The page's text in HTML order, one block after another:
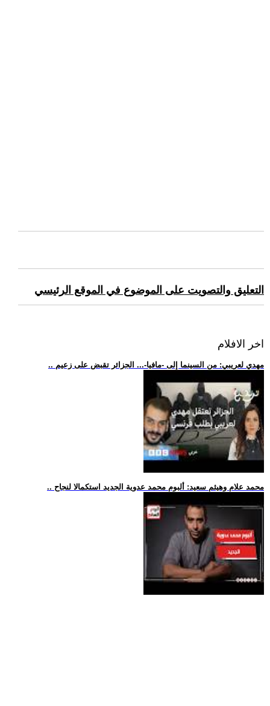
التعليق والتصويت على الموضوع في الموقع الرئيسي
اخر الافلام
.. مهدي لعريبي: من السينما إلى -مافيا-... الجزائر تقبض على زعيم
.. محمد علام وهيثم سعيد: ألبوم محمد عدوية الجديد استكمالا لنجاح